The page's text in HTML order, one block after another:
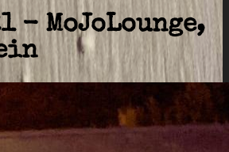
- MoJoLounge,